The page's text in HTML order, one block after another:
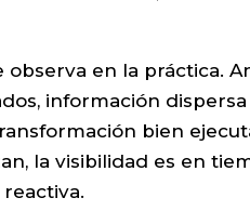
en la práctica.
información
bien
la visibilidad es en